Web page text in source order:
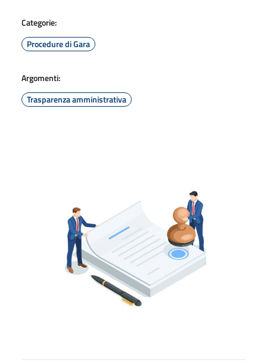
Categorie:
Procedure di Gara
Argomenti:
Trasparenza amministrativa